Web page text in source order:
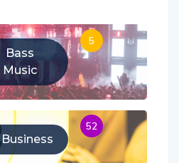
Bass
Music
5
Business
52